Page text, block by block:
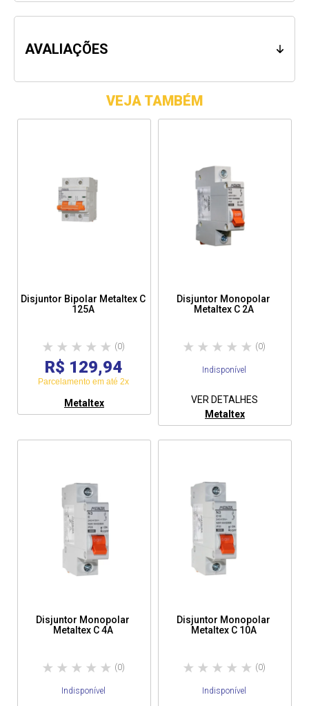
AVALIAÇÕES
VEJA TAMBÉM
Disjuntor Bipolar Metaltex C
125A
(0)
R$ 129,94
Parcelamento em até 2x
Metaltex
Disjuntor Monopolar
Metaltex C 2A
(0)
Indisponível
VER DETALHES
Metaltex
Disjuntor Monopolar
Metaltex C 4A
(0)
Indisponível
Disjuntor Monopolar
Metaltex C 10A
(0)
Indisponível